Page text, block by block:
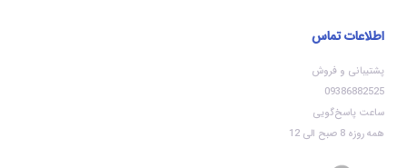
اطلاعات تماس
پشتیبانی و فروش
09386882525
ساعت پاسخ‌گویی
همه روزه 8 صبح الی 12